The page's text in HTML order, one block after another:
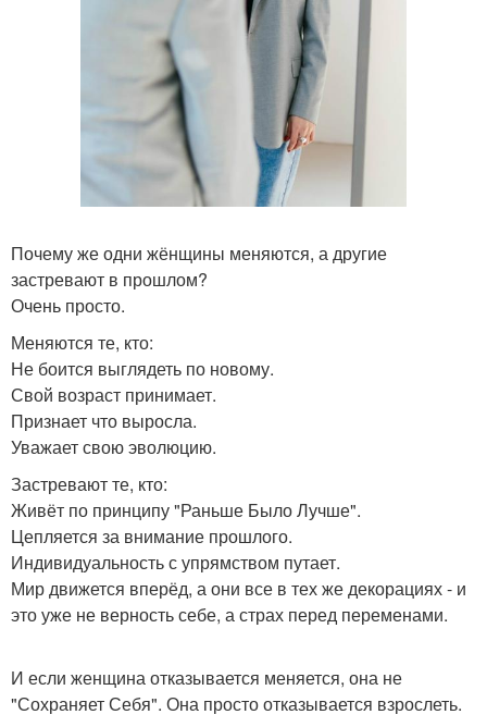
Почему же одни жёнщины меняются, а другие
застревают в прошлом?
Очень просто.
Меняются те, кто:
Не боится выглядеть по новому.
Свой возраст принимает.
Признает что выросла.
Уважает свою эволюцию.
Застревают те, кто:
Живёт по принципу "Раньше Было Лучше".
Цепляется за внимание прошлого.
Индивидуальность с упрямством путает.
Мир движется вперёд, а они все в тех же декорациях - и
это уже не верность себе, а страх перед переменами.
И если женщина отказывается меняется, она не
"Сохраняет Себя". Она просто отказывается взрослеть.